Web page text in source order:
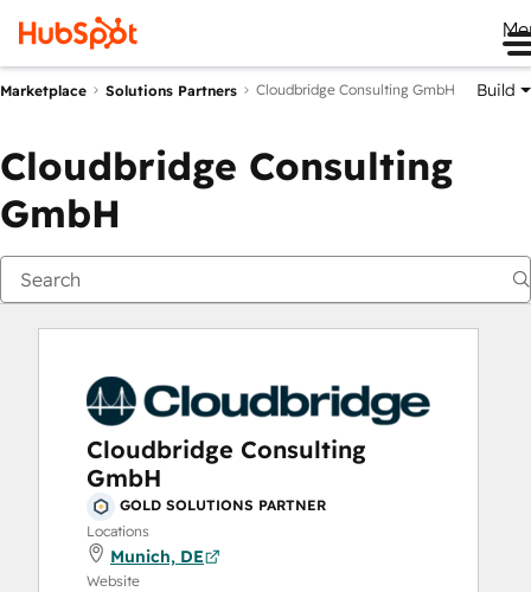
Marketplace Solutions Partners Cloudbridge Consulting GmbH Build
Cloudbridge Consulting
GmbH
Cloudbridge Consulting
GmbH
GOLD SOLUTIONS PARTNER
Locations
Munich, DE
Website